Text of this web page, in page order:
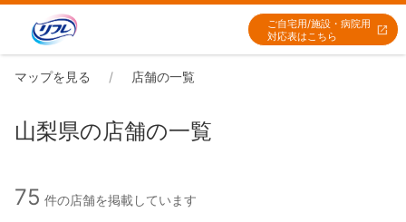
ご自宅用/施設・病院用
対応表はこちら
マップを見る 店舗の一覧
山梨県の店舗の一覧
75 件の店舗を掲載しています